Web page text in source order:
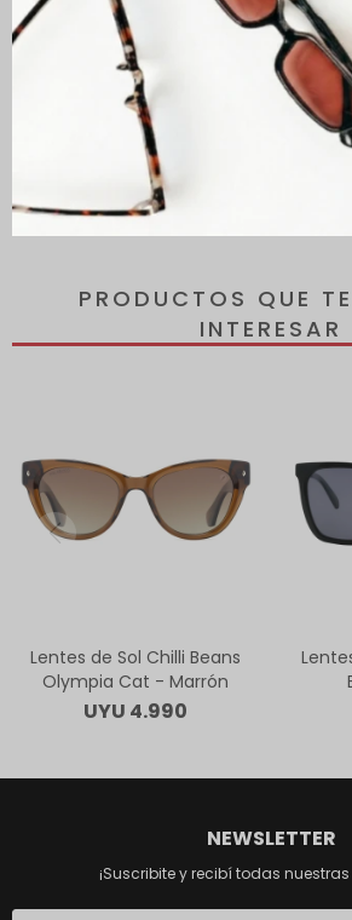
Los lentes ofrecen protección 100 % UVA y
ojos de los rayos dañinos del sol y
desarrollar enfermedades oculares.
Todos los lentes incluyen un estuche de
PRODUCTOS QUE
INTERESAR
Lentes de Sol Chilli Beans
Olympia Cat - Marrón
UYU 4.990
NEWSLETTER
¡Suscribite y recibí todas